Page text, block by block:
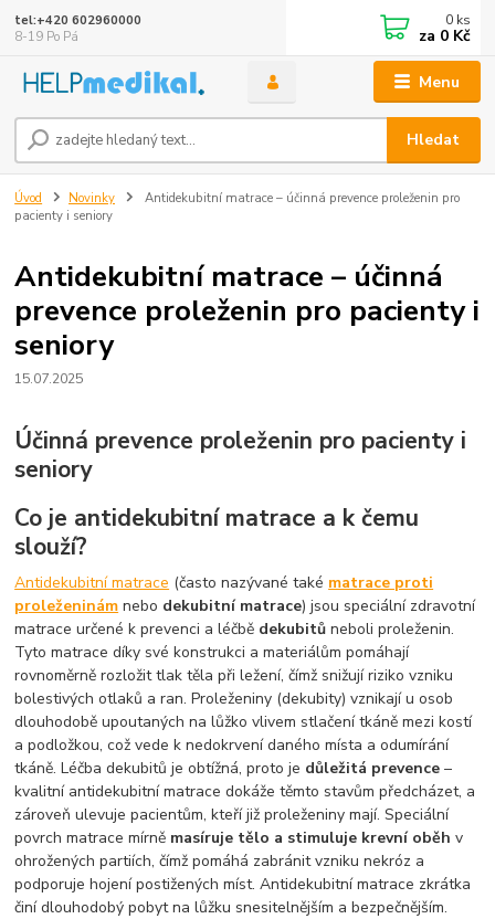
Menu
Hledat
tel:+420 602960000
8-19 Po Pá
0 ks
za 0 Kč
Úvod Novinky
Antidekubitní matrace – účinná prevence proleženin pro
pacienty i seniory
Antidekubitní matrace – účinná
prevence proleženin pro pacienty i
seniory
15.07.2025
Účinná prevence proleženin pro pacienty i
seniory
Co je antidekubitní matrace a k čemu
slouží?
Antidekubitní matrace (často nazývané také matrace proti
proleženinám nebo dekubitní matrace) jsou speciální zdravotní
matrace určené k prevenci a léčbě dekubitů neboli proleženin.
Tyto matrace díky své konstrukci a materiálům pomáhají
rovnoměrně rozložit tlak těla při ležení, čímž snižují riziko vzniku
bolestivých otlaků a ran. Proleženiny (dekubity) vznikají u osob
dlouhodobě upoutaných na lůžko vlivem stlačení tkáně mezi kostí
a podložkou, což vede k nedokrvení daného místa a odumírání
tkáně. Léčba dekubitů je obtížná, proto je důležitá prevence –
kvalitní antidekubitní matrace dokáže těmto stavům předcházet, a
zároveň ulevuje pacientům, kteří již proleženiny mají. Speciální
povrch matrace mírně masíruje tělo a stimuluje krevní oběh v
ohrožených partiích, čímž pomáhá zabránit vzniku nekróz a
podporuje hojení postižených míst. Antidekubitní matrace zkrátka
činí dlouhodobý pobyt na lůžku snesitelnějším a bezpečnějším.